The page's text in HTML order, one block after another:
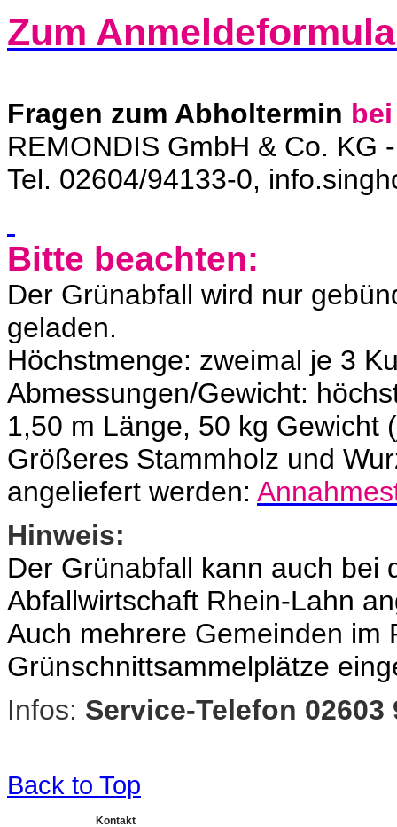
Zum
Fragen zum Abholtermin
REMONDIS GmbH & Co. KG
Tel. 02604/94133-0,
Bitte beachten:
Der Grünabfall wird nur
geladen.
Höchstmenge: zweimal je 3
Abmessungen/Gewicht:
1,50 m Länge, 50 kg Gewicht
Größeres Stammholz und
angeliefert werden:
Hinweis:
Der Grünabfall kann auch bei
Abfallwirtschaft Rhein-Lahn
Auch mehrere Gemeinden im
Grünschnittsammelplätze
Infos: Service-Telefon 02603
Back to Top
Kontakt